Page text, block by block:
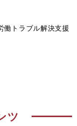
働トラブル解決支援
ツ